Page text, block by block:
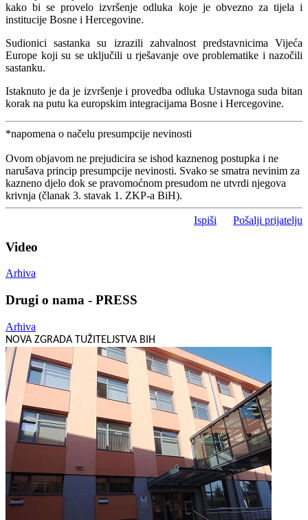
kako bi se provelo izvršenje odluka koje je obvezno za tijela i
institucije Bosne i Hercegovine.
Sudionici sastanka su izrazili zahvalnost predstavnicima Vijeća
Europe koji su se uključili u rješavanje ove problematike i nazočili
sastanku.
Istaknuto je da je izvršenje i provedba odluka Ustavnoga suda bitan
korak na putu ka europskim integracijama Bosne i Hercegovine.
*napomena o načelu presumpcije nevinosti
Ovom objavom ne prejudicira se ishod kaznenog postupka i ne
narušava princip presumpcije nevinosti. Svako se smatra nevinim za
kazneno djelo dok se pravomoćnom presudom ne utvrdi njegova
krivnja (članak 3. stavak 1. ZKP-a BiH).
Ispiši Pošalji prijatelju
Video
Arhiva
Drugi o nama - PRESS
Arhiva
NOVA ZGRADA TUŽITELJSTVA BIH